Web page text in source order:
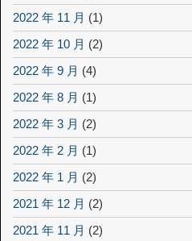
2022 年 11 月 (1)
2022 年 10 月 (2)
2022 年 9 月 (4)
2022 年 8 月 (1)
2022 年 3 月 (2)
2022 年 2 月 (1)
2022 年 1 月 (2)
2021 年 12 月 (2)
2021 年 11 月 (2)